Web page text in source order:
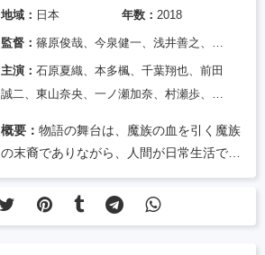
地域： 日本 年数： 2018
監督： 篠原俊哉、今泉健一、浅井善之、宮沢亮太、小林崇史、松林唯人、本間治
主演： 石原夏織、本多楓、千葉翔也、前田
誠二、東山奈央、一ノ瀬加奈、村瀬歩、島
本多貴子
概要： 物語の舞台は、魔族の血を引く魔族
の末裔でありながら、人間が日常生活で少
しずつ魔法を使えるようになった未来の世
界。ユエバイは魔法を使うことができます